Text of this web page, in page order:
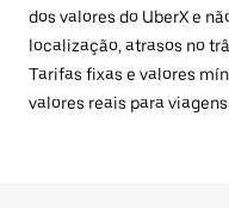
dos valores do UberX e
localização, atrasos no
Tarifas fixas e valores
valores reais para